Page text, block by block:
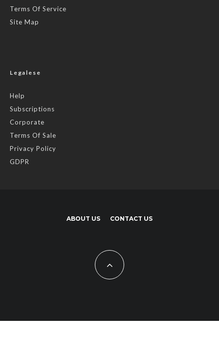
Terms Of Service
Site Map
Legalese
Help
Subscriptions
Corporate
Terms Of Sale
Privacy Policy
GDPR
ABOUT US CONTACT US